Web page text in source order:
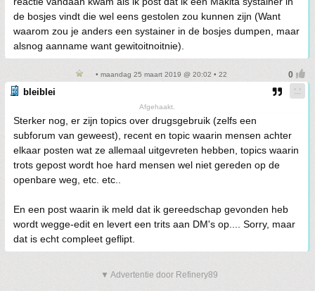
de bosjes vindt die wel eens gestolen zou kunnen zijn (Want
waarom zou je anders een systainer in de bosjes dumpen, maar
alsnog aanname want gewitoitnoitnie).
• maandag 25 maart 2019 @ 20:02 • 22
bleiblei
Afgehaakt.
Sterker nog, er zijn topics over drugsgebruik (zelfs een
subforum van geweest), recent en topic waarin mensen achter
elkaar posten wat ze allemaal uitgevreten hebben, topics waarin
trots gepost wordt hoe hard mensen wel niet gereden op de
openbare weg, etc. etc..
En een post waarin ik meld dat ik gereedschap gevonden heb
wordt wegge-edit en levert een trits aan DM's op.... Sorry, maar
dat is echt compleet geflipt.
▼ Advertentie door Refinery89